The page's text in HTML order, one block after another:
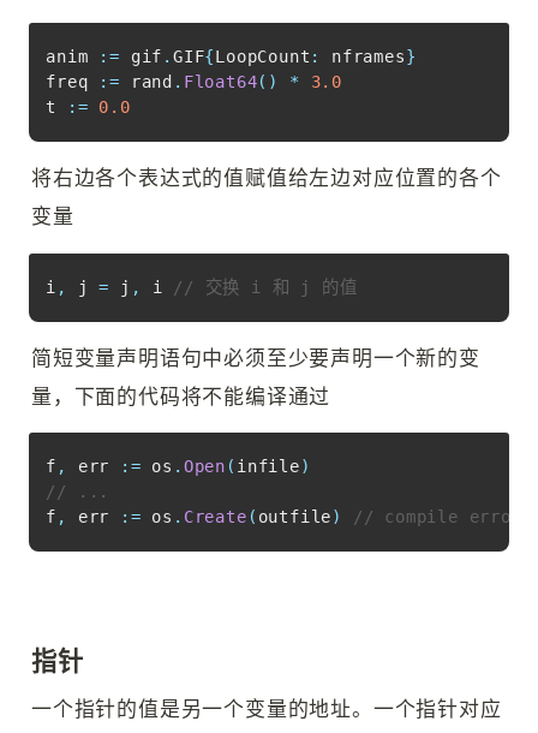
anim := gif .GIF{LoopCount : nframes}
freq
:= rand . Float64( ) *
3.0
t
:= 0.0
将右边各个表达式的值赋值给左边对应位置的各个
变量
i , j = j , i // 交换 i 和 j 的值
简短变量声明语句中必须至少要声明一个新的变
量，下面的代码将不能编译通过
f , err := os . Open ( infile)
// ...
f , err := os . Create ( outfile) // compile error:
指针
一个指针的值是另一个变量的地址。一个指针对应